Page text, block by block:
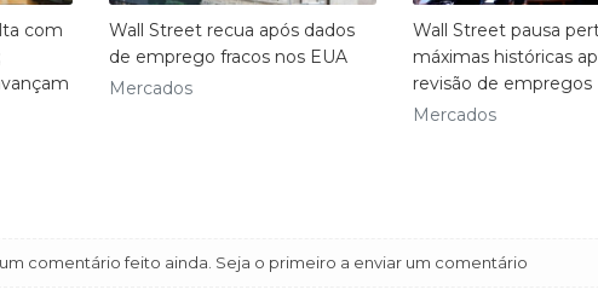
com
Wall Street recua após dados
de emprego fracos nos EUA
Mercados
Wall Street pausa
máximas históricas
revisão de empregos
Mercados
comentário feito ainda. Seja o primeiro a enviar um comentário